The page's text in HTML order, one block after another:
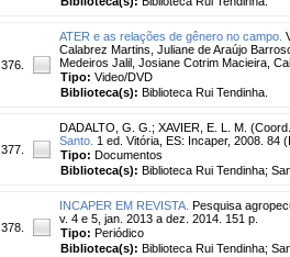
376.
ATER e as relações de gênero no campo.
Calabrez Martins, Juliane de Araújo
Medeiros Jalil, Josiane Cotrim Macieira,
Tipo: Video/DVD
Biblioteca(s): Biblioteca Rui Tendinha.
377.
DADALTO, G. G. ; XAVIER, E. L. M.
Santo. 1 ed. Vitória, ES: Incaper, 2008. 84
Tipo: Documentos
Biblioteca(s): Biblioteca Rui Tendinha;
378.
INCAPER EM REVISTA. Pesquisa
v. 4 e 5, jan. 2013 a dez. 2014. 151 p.
Tipo: Periódico
Biblioteca(s): Biblioteca Rui Tendinha;